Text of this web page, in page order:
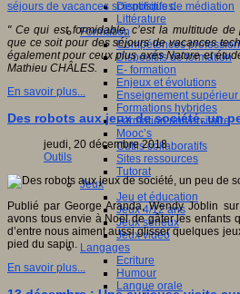
Dispositifs de médiation
Littérature
Formation
Compétences
Dispositifs de formation
E- formation
Enjeux et évolutions
Enseignement
Formations hybrides
Formation universitaire
Mooc’s
Outils collaboratifs
Sites ressources
Tutorat
Jeux
Jeu et éducation
Jeux 4/12 ans
Jeux sérieux
Jeux vidéo
Langages
Ecriture
Humour
Langue orale
séjours de vacances scientifiques.
" Ce qui est formidable, c’est la multitude de
que ce soit pour des séjours de vacances
également pour ceux plus axés Nature et
Mathieu CHÂLES.
En savoir plus...
Des robots aux jeux de société, un
jeudi, 20 décembre 2018
Outils
Publié par George Aranda, Wendy Joblin
avons tous envie à Noël de gâter les enfants
d’entre nous aiment aussi glisser quelques
pied du sapin.
En savoir plus...